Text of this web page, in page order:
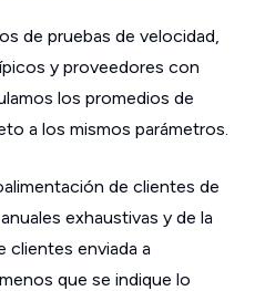
de pruebas de velocidad,
y proveedores con
los promedios de
a los mismos parámetros.
de clientes de
exhaustivas y de la
clientes enviada a
que se indique lo